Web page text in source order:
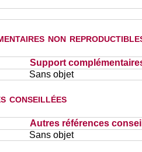
non
Support
Sans objet
conseillées
Autres références
Sans objet